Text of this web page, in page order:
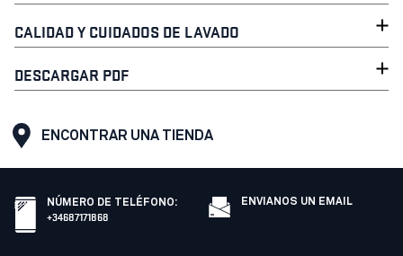
CALIDAD Y CUIDADOS DE LAVADO
DESCARGAR PDF
ENCONTRAR UNA TIENDA
NÚMERO DE TELÉFONO:
+34687171868
ENVIANOS UN EMAIL